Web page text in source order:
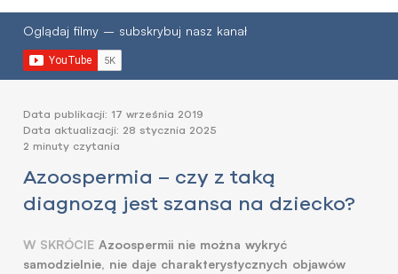
Oglądaj filmy – subskrybuj nasz kanał
Data publikacji: 17 września 2019
Data aktualizacji: 28 stycznia 2025
2 minuty czytania
Azoospermia – czy z taką
diagnozą jest szansa na dziecko?
W SKRÓCIE Azoospermii nie można wykryć
samodzielnie, nie daje charakterystycznych objawów